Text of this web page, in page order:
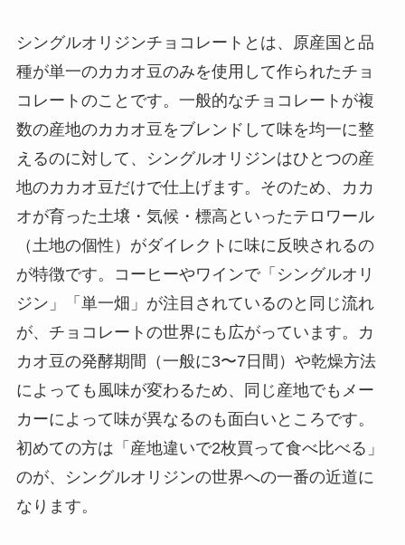
シングルオリジンチョコレートとは、原産国と品
種が単一のカカオ豆のみを使用して作られたチョ
コレートのことです。一般的なチョコレートが複
数の産地のカカオ豆をブレンドして味を均一に整
えるのに対して、シングルオリジンはひとつの産
地のカカオ豆だけで仕上げます。そのため、カカ
オが育った土壌・気候・標高といったテロワール
（土地の個性）がダイレクトに味に反映されるの
が特徴です。コーヒーやワインで「シングルオリ
ジン」「単一畑」が注目されているのと同じ流れ
が、チョコレートの世界にも広がっています。カ
カオ豆の発酵期間（一般に3〜7日間）や乾燥方法
によっても風味が変わるため、同じ産地でもメー
カーによって味が異なるのも面白いところです。
初めての方は「産地違いで2枚買って食べ比べる」
のが、シングルオリジンの世界への一番の近道に
なります。